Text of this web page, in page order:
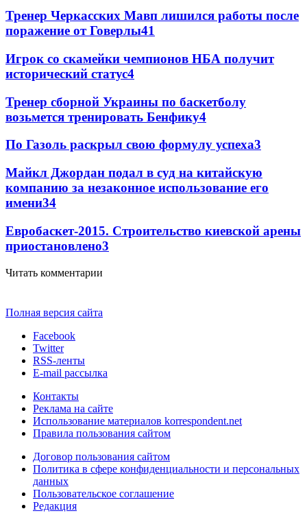
Тренер Черкасских Мавп лишился работы после
поражение от Говерлы41
Игрок со скамейки чемпионов НБА получит
исторический статус4
Тренер сборной Украины по баскетболу
возьмется тренировать Бенфику4
По Газоль раскрыл свою формулу успеха3
Майкл Джордан подал в суд на китайскую
компанию за незаконное использование его
имени34
Евробаскет-2015. Строительство киевской арены
приостановлено3
Читать комментарии
Полная версия сайта
Facebook
Twitter
RSS-ленты
E-mail рассылка
Контакты
Реклама на сайте
Использование материалов korrespondent.net
Правила пользования сайтом
Договор пользования сайтом
Политика в сфере конфиденциальности и персональных
данных
Пользовательское соглашение
Редакция